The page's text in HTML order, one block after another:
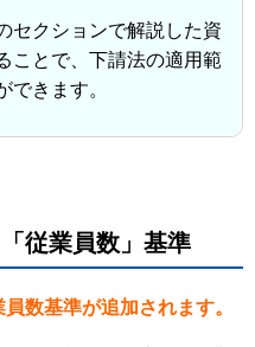
セクションで解説した資
ことで、下請法の適用範
できます。
従業員数」基準
数基準が追加されます。